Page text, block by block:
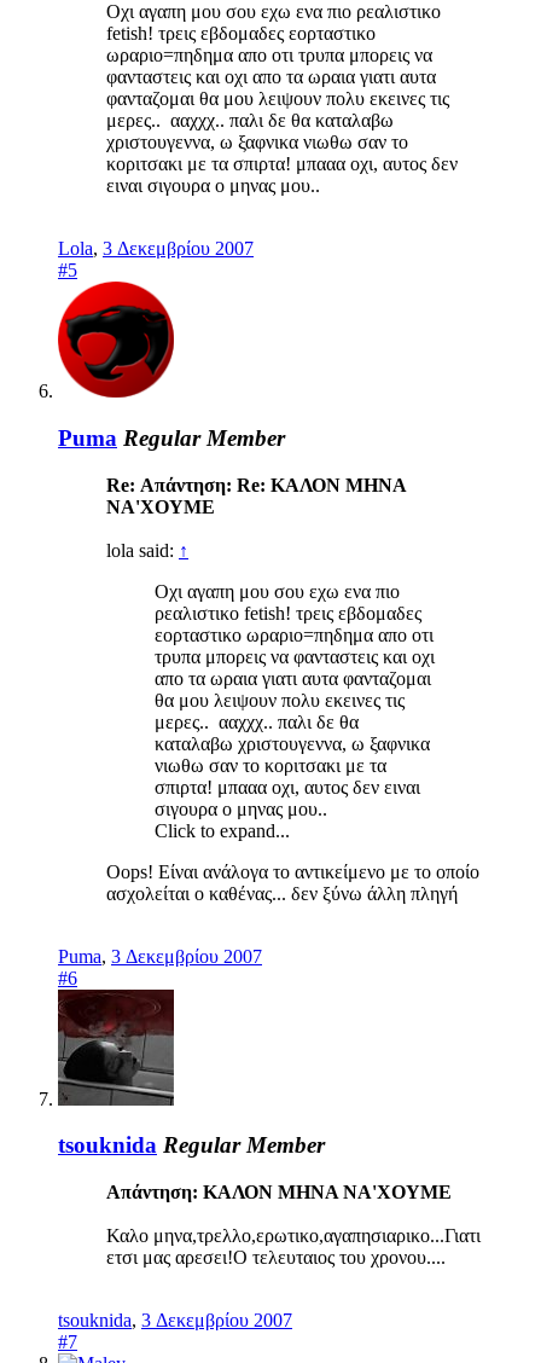
Οχι αγαπη μου σου εχω ενα πιο ρεαλιστικο
fetish! τρεις εβδομαδες εορταστικο
ωραριο=πηδημα απο οτι τρυπα μπορεις να
φανταστεις και οχι απο τα ωραια γιατι αυτα
φανταζομαι θα μου λειψουν πολυ εκεινες τις
μερες.. ααχχχ.. παλι δε θα καταλαβω
χριστουγεννα, ω ξαφνικα νιωθω σαν το
κοριτσακι με τα σπιρτα! μπααα οχι, αυτος δεν
ειναι σιγουρα ο μηνας μου..
Lola, 3 Δεκεμβρίου 2007
#5
Puma Regular Member
Re: Απάντηση: Re: ΚΑΛΟΝ ΜΗΝΑ
ΝΑ'ΧΟΥΜΕ
lola said: ↑
Οχι αγαπη μου σου εχω ενα πιο
ρεαλιστικο fetish! τρεις εβδομαδες
εορταστικο ωραριο=πηδημα απο οτι
τρυπα μπορεις να φανταστεις και οχι
απο τα ωραια γιατι αυτα φανταζομαι
θα μου λειψουν πολυ εκεινες τις
μερες.. ααχχχ.. παλι δε θα
καταλαβω χριστουγεννα, ω ξαφνικα
νιωθω σαν το κοριτσακι με τα
σπιρτα! μπααα οχι, αυτος δεν ειναι
σιγουρα ο μηνας μου..
Click to expand...
Oops! Είναι ανάλογα το αντικείμενο με το οποίο
ασχολείται ο καθένας... δεν ξύνω άλλη πληγή
Puma, 3 Δεκεμβρίου 2007
#6
tsouknida Regular Member
Απάντηση: ΚΑΛΟΝ ΜΗΝΑ ΝΑ'ΧΟΥΜΕ
Καλο μηνα,τρελλο,ερωτικο,αγαπησιαρικο...Γιατι
ετσι μας αρεσει!Ο τελευταιος του χρονου....
tsouknida, 3 Δεκεμβρίου 2007
#7